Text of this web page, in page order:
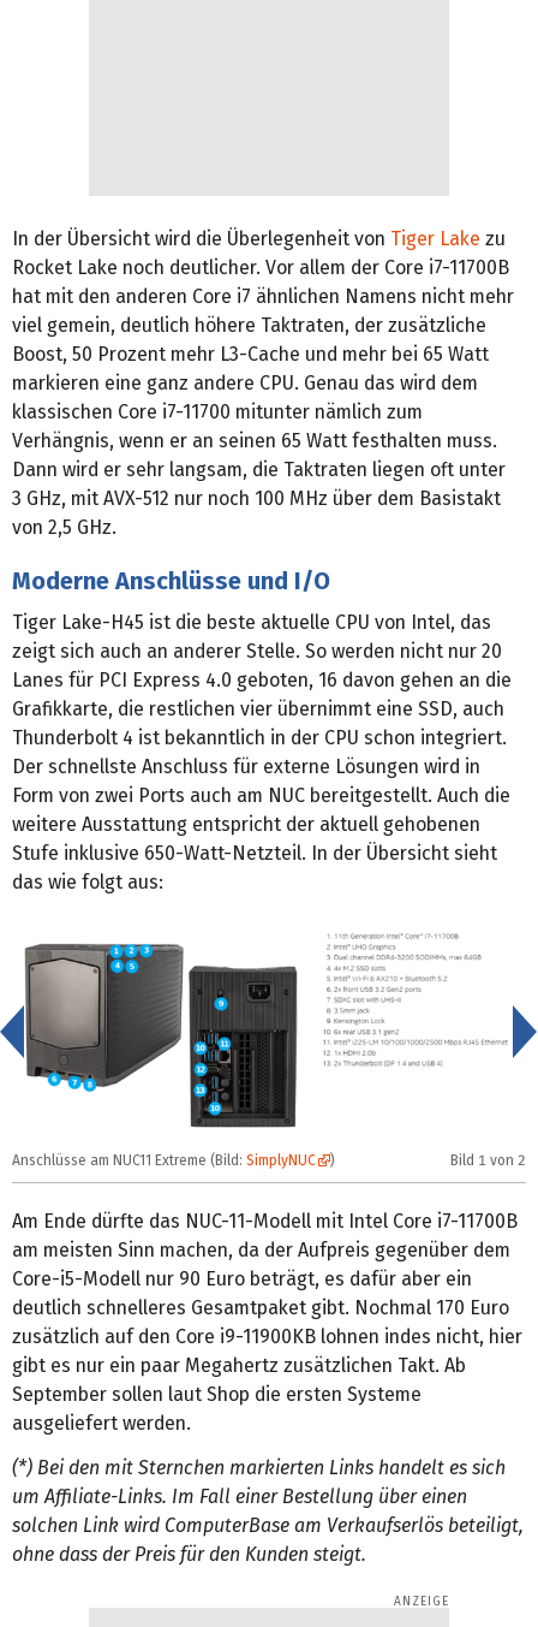
In der Übersicht wird die Überlegenheit von Tiger Lake zu
Rocket Lake noch deutlicher. Vor allem der Core i7-11700B
hat mit den anderen Core i7 ähnlichen Namens nicht mehr
viel gemein, deutlich höhere Taktraten, der zusätzliche
Boost, 50 Prozent mehr L3-Cache und mehr bei 65 Watt
markieren eine ganz andere CPU. Genau das wird dem
klassischen Core i7-11700 mitunter nämlich zum
Verhängnis, wenn er an seinen 65 Watt festhalten muss.
Dann wird er sehr langsam, die Taktraten liegen oft unter
3 GHz, mit AVX-512 nur noch 100 MHz über dem Basistakt
von 2,5 GHz.
Moderne Anschlüsse und I/O
Tiger Lake-H45 ist die beste aktuelle CPU von Intel, das
zeigt sich auch an anderer Stelle. So werden nicht nur 20
Lanes für PCI Express 4.0 geboten, 16 davon gehen an die
Grafikkarte, die restlichen vier übernimmt eine SSD, auch
Thunderbolt 4 ist bekanntlich in der CPU schon integriert.
Der schnellste Anschluss für externe Lösungen wird in
Form von zwei Ports auch am NUC bereitgestellt. Auch die
weitere Ausstattung entspricht der aktuell gehobenen
Stufe inklusive 650-Watt-Netzteil. In der Übersicht sieht
das wie folgt aus:
Anschlüsse am NUC11 Extreme (Bild: SimplyNUC ) Bild 1 von 2
<
Am Ende dürfte das NUC-11-Modell mit Intel Core i7-11700B
am meisten Sinn machen, da der Aufpreis gegenüber dem
Core-i5-Modell nur 90 Euro beträgt, es dafür aber ein
deutlich schnelleres Gesamtpaket gibt. Nochmal 170 Euro
zusätzlich auf den Core i9-11900KB lohnen indes nicht, hier
gibt es nur ein paar Megahertz zusätzlichen Takt. Ab
September sollen laut Shop die ersten Systeme
ausgeliefert werden.
(*) Bei den mit Sternchen markierten Links handelt es sich
um Affiliate-Links. Im Fall einer Bestellung über einen
solchen Link wird ComputerBase am Verkaufserlös beteiligt,
ohne dass der Preis für den Kunden steigt.